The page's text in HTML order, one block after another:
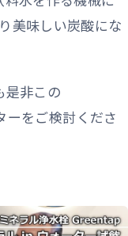
美味しい炭酸にな
是非この
ーをご検討くださ